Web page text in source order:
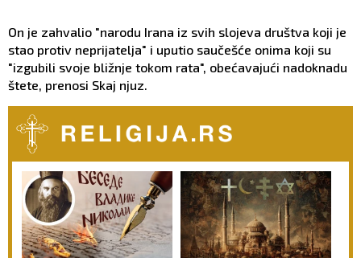
On je zahvalio "narodu Irana iz svih slojeva društva koji je
stao protiv neprijatelja" i uputio saučešće onima koji su
"izgubili svoje bližnje tokom rata", obećavajući nadoknadu
štete, prenosi Skaj njuz.